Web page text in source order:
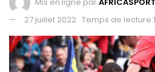
27 juillet 2022 Temps de